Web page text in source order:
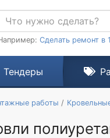
Сделать ремонт в
Тендеры
работы